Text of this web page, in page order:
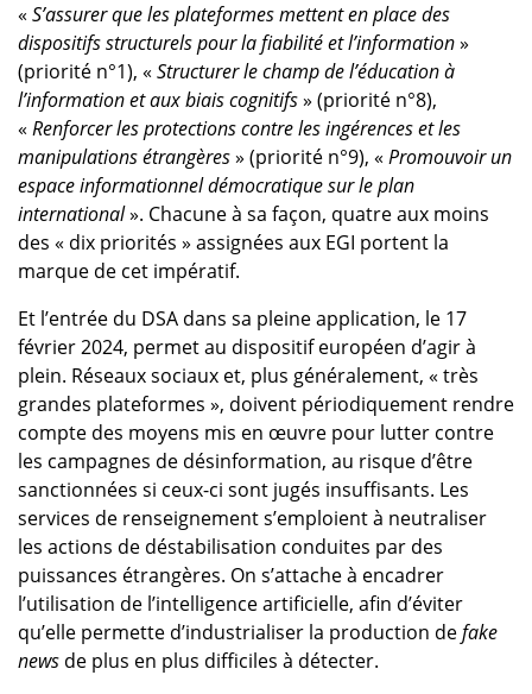
« S’assurer que les plateformes mettent en place des
dispositifs structurels pour la fiabilité et l’information»
(priorité n°1), « Structurer le champ de l’éducation à
l’information et aux biais cognitifs» (priorité n°8),
« Renforcer les protections contre les ingérences et les
manipulations étrangères» (priorité n°9), « Promouvoir un
espace informationnel démocratique sur le plan
international». Chacune à sa façon, quatre aux moins
des « dix priorités » assignées aux EGI portent la
marque de cet impératif.
Et l’entrée du DSA dans sa pleine application, le 17
février 2024, permet au dispositif européen d’agir à
plein. Réseaux sociaux et, plus généralement, « très
grandes plateformes », doivent périodiquement rendre
compte des moyens mis en œuvre pour lutter contre
les campagnes de désinformation, au risque d’être
sanctionnées si ceux-ci sont jugés insuffisants. Les
services de renseignement s’emploient à neutraliser
les actions de déstabilisation conduites par des
puissances étrangères. On s’attache à encadrer
l’utilisation de l’intelligence artificielle, afin d’éviter
qu’elle permette d’industrialiser la production defake
newsde plus en plus difficiles à détecter.